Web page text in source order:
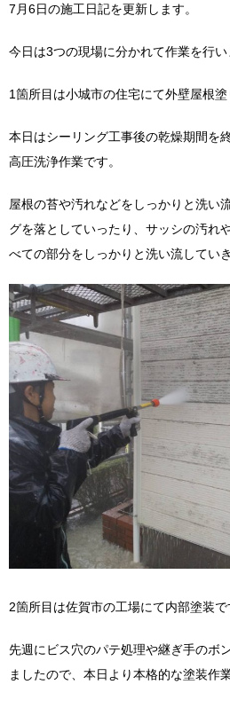
7月6日の施工日記を更新します。
今日は3つの現場に分かれて作業を行い
1箇所目は小城市の住宅にて外壁屋根塗
本日はシーリング工事後の乾燥期間を
高圧洗浄作業です。
屋根の苔や汚れなどをしっかりと洗い
グを落としていったり、サッシの汚れ
べての部分をしっかりと洗い流してい
2箇所目は佐賀市の工場にて内部塗装で
先週にビス穴のパテ処理や継ぎ手のボ
ましたので、本日より本格的な塗装作